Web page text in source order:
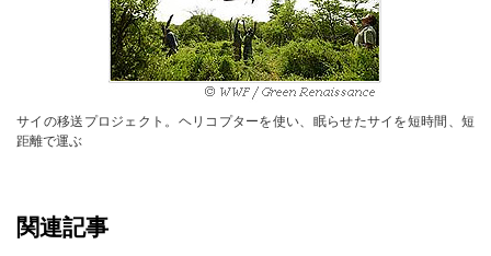
サイの移送プロジェクト。ヘリコプターを使い、眠らせたサイを短時間、短
距離で運ぶ
関連記事